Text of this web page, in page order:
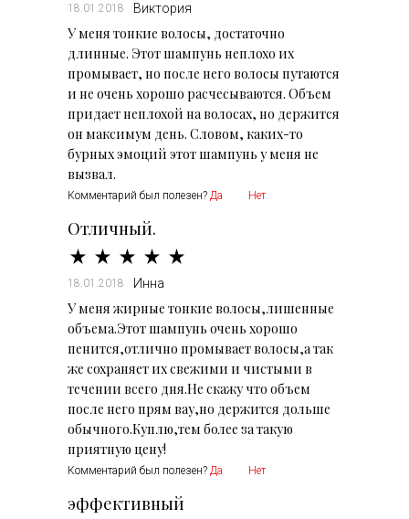
18.01.2018 Виктория
У меня тонкие волосы, достаточно
длинные. Этот шампунь неплохо их
промывает, но после него волосы путаются
и не очень хорошо расчесываются. Объем
придает неплохой на волосах, но держится
он максимум день. Словом, каких-то
бурных эмоций этот шампунь у меня не
вызвал.
Комментарий был полезен? Да Нет
Отличный.
18.01.2018 Инна
У меня жирные тонкие волосы,лишенные
объема.Этот шампунь очень хорошо
пенится,отлично промывает волосы,а так
же сохраняет их свежими и чистыми в
течении всего дня.Не скажу что объем
после него прям вау,но держится дольше
обычного.Куплю,тем более за такую
приятную цену!
Комментарий был полезен? Да Нет
эффективный